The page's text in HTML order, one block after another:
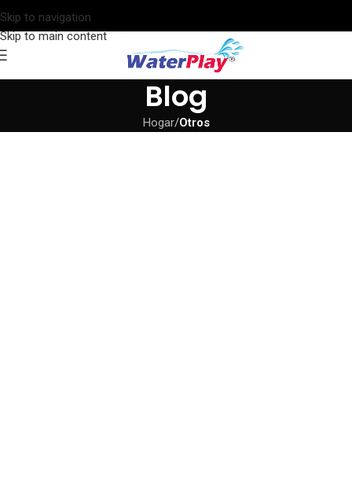
Skip to navigation
Skip to main content
Blog
Hogar/Otros